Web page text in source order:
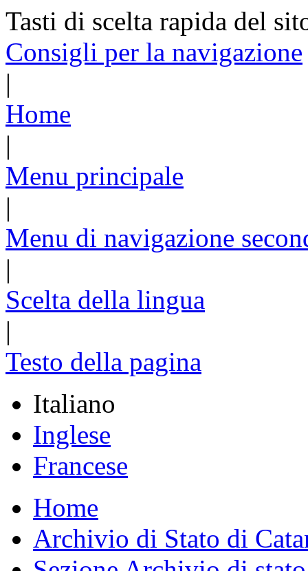
Tasti di scelta rapida del
Consigli per la navigazione
|
Home
|
Menu principale
|
Menu di navigazione
|
Scelta della lingua
|
Testo della pagina
Italiano
Inglese
Francese
Home
Archivio di Stato di